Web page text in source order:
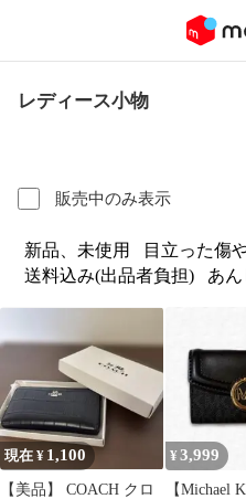
レディース小物
販売中のみ表示
新品、未使用 目立った傷
送料込み(出品者負担)
あ
現在 ¥ 1,100
【美品】 COACH クロ
¥ 3,999
【Michael